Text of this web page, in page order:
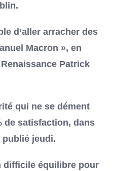
d’aller arracher des
Macron », en
Patrick
qui ne se dément
de satisfaction, dans
publié jeudi.
difficile équilibre pour